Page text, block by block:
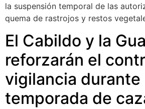
la suspensión temporal de las
quema de rastrojos y restos
El Cabildo y la
reforzarán el
vigilancia durante
temporada de